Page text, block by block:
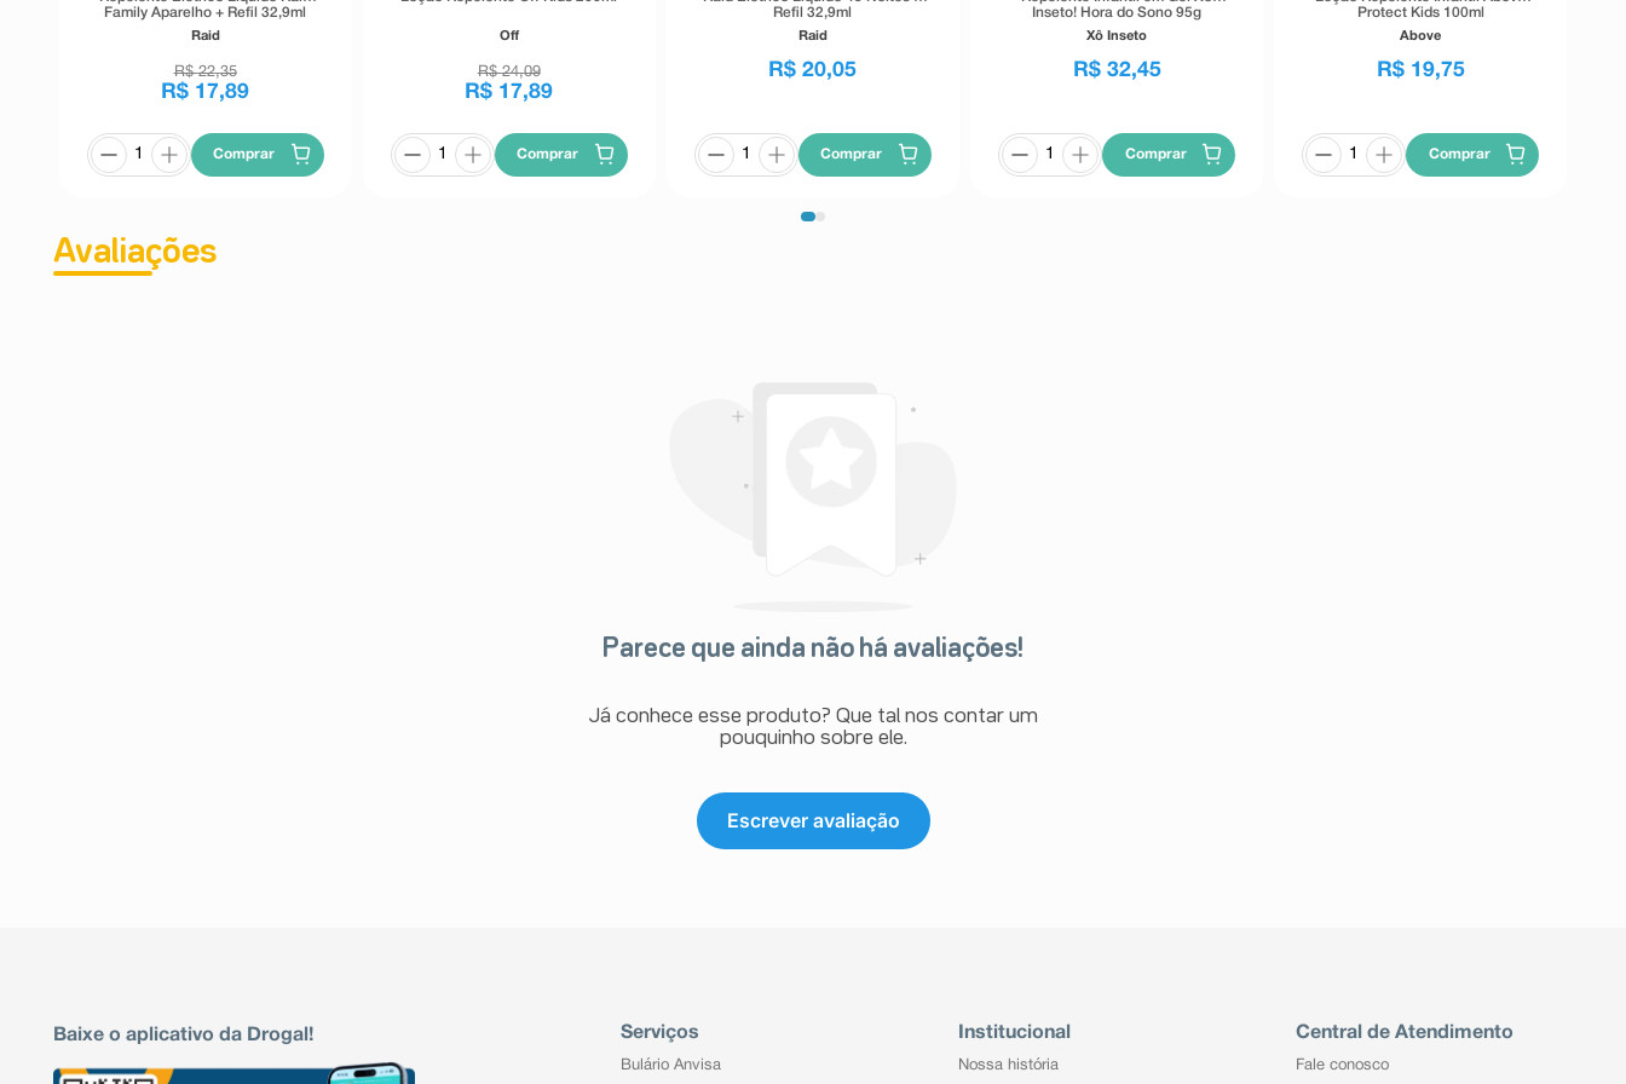
Family Aparelho + Refil 32,9ml
Raid
R$ 22,35
R$ 17,89
Comprar
Off
R$ 24,09
R$ 17,89
Comprar
Refil 32,9ml
Raid
R$ 20,05
Comprar
Inseto! Hora do Sono 95g
Xô Inseto
R$ 32,45
Comprar
Protect Kids 100ml
Above
R$ 19,75
Comprar
Avaliações
Parece que ainda não há avaliações!
Já conhece esse produto? Que tal nos contar um
pouquinho sobre ele.
Escrever avaliação
Baixe o aplicativo da Drogal! Serviços
Bulário Anvisa
Institucional
Nossa história
Central de Atendimento
Fale conosco